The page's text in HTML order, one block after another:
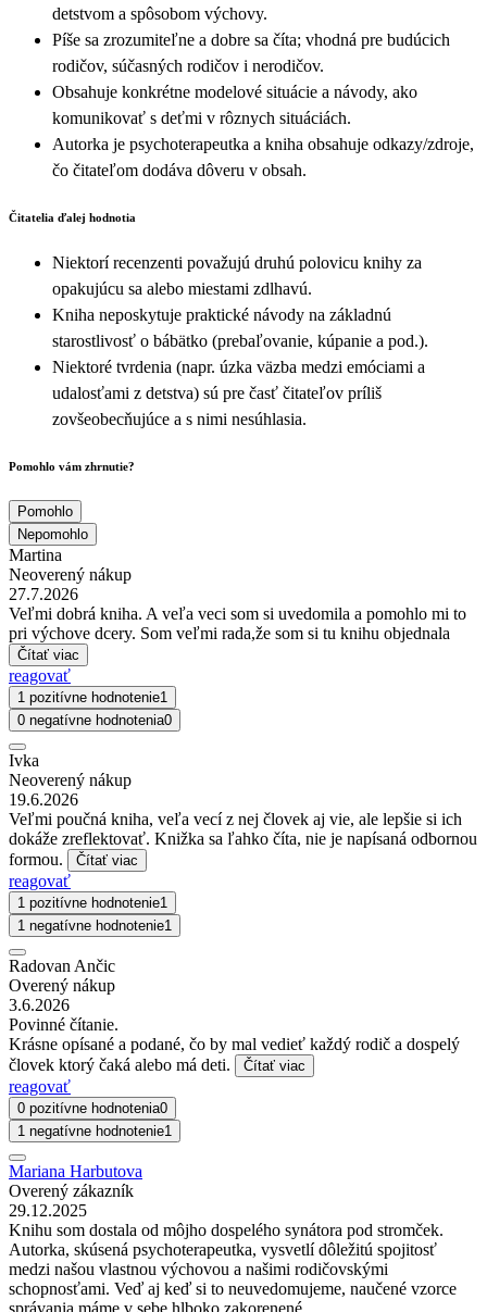
detstvom a spôsobom výchovy.
Píše sa zrozumiteľne a dobre sa číta; vhodná pre budúcich
rodičov, súčasných rodičov i nerodičov.
Obsahuje konkrétne modelové situácie a návody, ako
komunikovať s deťmi v rôznych situáciách.
Autorka je psychoterapeutka a kniha obsahuje odkazy/zdroje,
čo čitateľom dodáva dôveru v obsah.
Čitatelia ďalej hodnotia
Niektorí recenzenti považujú druhú polovicu knihy za
opakujúcu sa alebo miestami zdlhavú.
Kniha neposkytuje praktické návody na základnú
starostlivosť o bábätko (prebaľovanie, kúpanie a pod.).
Niektoré tvrdenia (napr. úzka väzba medzi emóciami a
udalosťami z detstva) sú pre časť čitateľov príliš
zovšeobecňujúce a s nimi nesúhlasia.
Pomohlo vám zhrnutie?
Pomohlo
Nepomohlo
Martina
Neoverený nákup
27.7.2026
Veľmi dobrá kniha. A veľa veci som si uvedomila a pomohlo mi to
pri výchove dcery. Som veľmi rada,že som si tu knihu objednala
Čítať viac
reagovať
1 pozitívne hodnotenie1
0 negatívne hodnotenia0
Ivka
Neoverený nákup
19.6.2026
Veľmi poučná kniha, veľa vecí z nej človek aj vie, ale lepšie si ich
dokáže zreflektovať. Knižka sa ľahko číta, nie je napísaná odbornou
formou.
Čítať viac
reagovať
1 pozitívne hodnotenie1
1 negatívne hodnotenie1
Radovan Ančic
Overený nákup
3.6.2026
Povinné čítanie.
Krásne opísané a podané, čo by mal vedieť každý rodič a dospelý
človek ktorý čaká alebo má deti.
Čítať viac
reagovať
0 pozitívne hodnotenia0
1 negatívne hodnotenie1
Mariana Harbutova
Overený zákazník
29.12.2025
Knihu som dostala od môjho dospelého synátora pod stromček.
Autorka, skúsená psychoterapeutka, vysvetlí dôležitú spojitosť
medzi našou vlastnou výchovou a našimi rodičovskými
schopnosťami. Veď aj keď si to neuvedomujeme, naučené vzorce